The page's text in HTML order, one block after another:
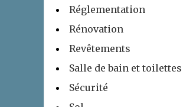
Réglementation
Rénovation
Revêtements
Salle de bain et toilettes
Sécurité